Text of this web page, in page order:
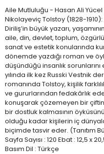
Aile Mutluluğu - Hasan Ali
Nikolayeviç Tolstoy (1828-
Diriliş’in büyük yazarı,
aile, din, devlet, toplum,
sanat ve estetik konularında
dönemde yazdığı roman ve
düşündüğü insanlık
yılında ilk kez Russki Vestnik
romanında Tolstoy, kişilik
ve gururlarından fedakârlık
konuşarak çözemeyen bir
bir dostluk kalmasının
olduğu kadar kişilerin iç
biçimde tasvir eder. (Tanıtım
Sayfa Sayısı : 120 Ebat : 12,5 x
Basım Dil : Türkçe